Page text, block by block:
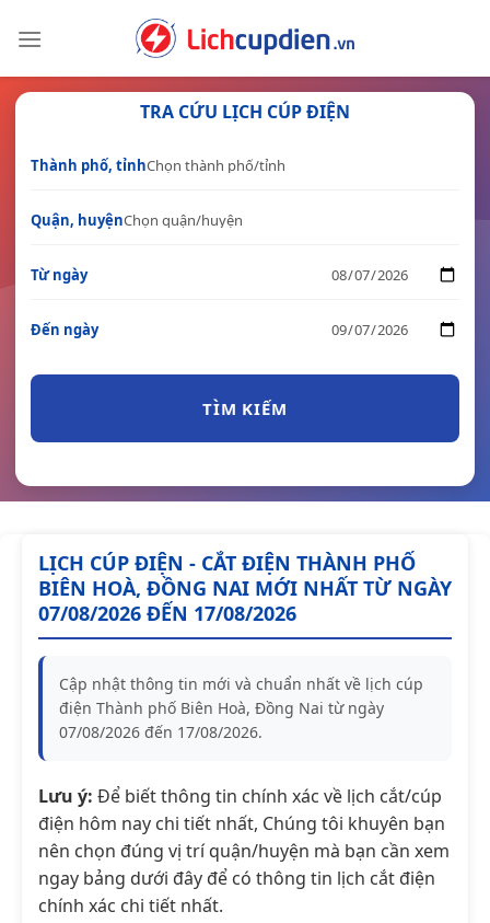
TRA CỨU LỊCH CÚP ĐIỆN
Thành phố, tỉnh
Quận, huyện
Từ ngày
Đến ngày
TÌM KIẾM
LỊCH CÚP ĐIỆN - CẮT ĐIỆN THÀNH PHỐ
BIÊN HOÀ, ĐỒNG NAI MỚI NHẤT TỪ NGÀY
07/08/2026 ĐẾN 17/08/2026
Cập nhật thông tin mới và chuẩn nhất về lịch cúp
điện Thành phố Biên Hoà, Đồng Nai từ ngày
07/08/2026 đến 17/08/2026.
Lưu ý: Để biết thông tin chính xác về lịch cắt/cúp
điện hôm nay chi tiết nhất, Chúng tôi khuyên bạn
nên chọn đúng vị trí quận/huyện mà bạn cần xem
ngay bảng dưới đây để có thông tin lịch cắt điện
chính xác chi tiết nhất.